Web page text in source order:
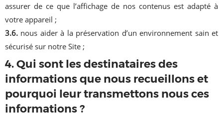
assurer de ce que l’affichage de nos contenus est adapté à
votre appareil ;
3.6. nous aider à la préservation d’un environnement sain et
sécurisé sur notre Site ;
4. Qui sont les destinataires des
informations que nous recueillons et
pourquoi leur transmettons nous ces
informations ?